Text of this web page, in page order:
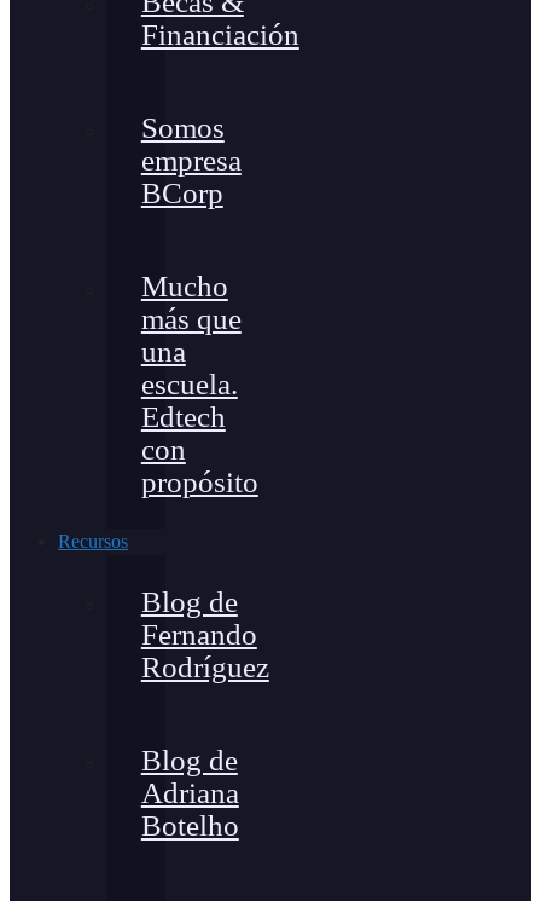
Financiación
Somos
empresa
BCorp
Mucho
más que
una
escuela.
Edtech
con
propósito
Recursos
Blog de
Fernando
Rodríguez
Blog de
Adriana
Botelho